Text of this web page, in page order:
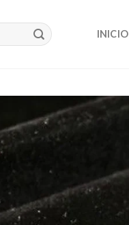
INICIO